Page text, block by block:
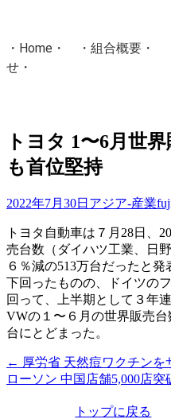
・ Home ・ ・ 組合概要 ・
せ ・
国土交通省・経済産業省・
トヨタ 1〜6月世
も首位堅持
2022年7月30日 アジア-産業
トヨタ自動車は７月28日、
売台数（ダイハツ工業、日
６％減の513万台だったと
下回ったものの、ドイツの
回って、上半期として３年
VWの１〜６月の世界販売
台にとどまった。
投
稿
← 厚労省 天然痘ワクチン
ローソン 中国店舗5,000店
トップに戻る